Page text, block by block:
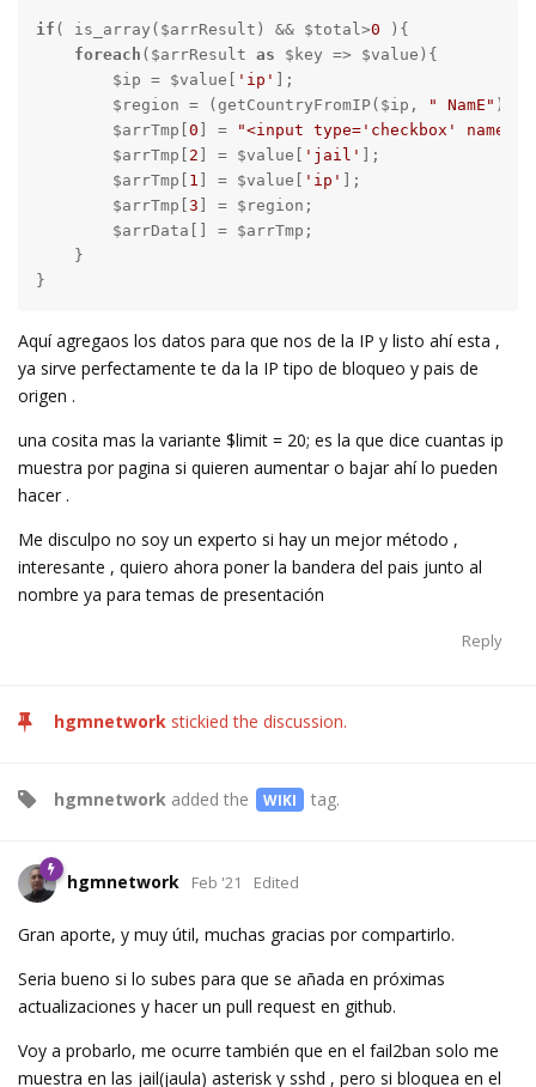
if ( is_array($arrResult) && $total>0 ){
foreach ($arrResult as $key => $value){
        $ip = $value[
'ip'
];
        $region = (getCountryFromIP($ip,
" NamE" ));
        $arrTmp[
0 ] = "<input type='checkbox' name='"
        $arrTmp[
2 ] = $value[ 'jail'
];
        $arrTmp[
1 ] = $value[ 'ip'
];
        $arrTmp[
3 ] = $region;
        $arrData[] = $arrTmp;
    }
}
Aquí agregaos los datos para que nos de la IP y listo ahí esta ,
ya sirve perfectamente te da la IP tipo de bloqueo y pais de
origen .
una cosita mas la variante $limit = 20; es la que dice cuantas ip
muestra por pagina si quieren aumentar o bajar ahí lo pueden
hacer .
Me disculpo no soy un experto si hay un mejor método ,
interesante , quiero ahora poner la bandera del pais junto al
nombre ya para temas de presentación
Reply
hgmnetwork stickied the discussion.
hgmnetwork added the WIKI tag.
hgmnetwork Feb '21 Edited
Gran aporte, y muy útil, muchas gracias por compartirlo.
Seria bueno si lo subes para que se añada en próximas
actualizaciones y hacer un pull request en github.
Voy a probarlo, me ocurre también que en el fail2ban solo me
muestra en las jail(jaula) asterisk y sshd , pero si bloquea en el